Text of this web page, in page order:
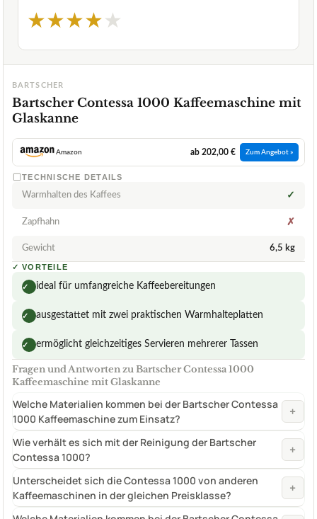
★★★★★
BARTSCHER
Bartscher Contessa 1000 Kaffeemaschine mit
Glaskanne
Amazon ab 202,00 € Zum Angebot »
TECHNISCHE DETAILS
Warmhalten des Kaffees ✓
Zapfhahn ✗
Gewicht 6,5 kg
✓ VORTEILE
✓ ideal für umfangreiche Kaffeebereitungen
✓ ausgestattet mit zwei praktischen Warmhalteplatten
✓ ermöglicht gleichzeitiges Servieren mehrerer Tassen
Fragen und Antworten zu Bartscher Contessa 1000
Kaffeemaschine mit Glaskanne
Welche Materialien kommen bei der Bartscher Contessa
1000 Kaffeemaschine zum Einsatz?
+
Wie verhält es sich mit der Reinigung der Bartscher
Contessa 1000?
+
Unterscheidet sich die Contessa 1000 von anderen
Kaffeemaschinen in der gleichen Preisklasse?
+